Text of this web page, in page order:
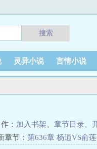
搜索
灵异小说 言情小说
： 加入书架 章节目录
章节： 第636章 杨逍VS俞